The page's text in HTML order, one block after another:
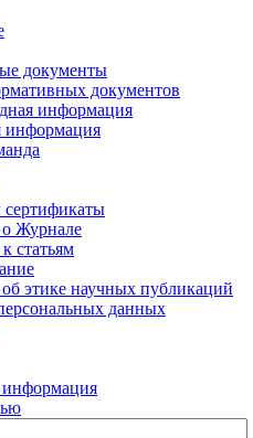
документы
документов
информация
информация
Журнале
статьям
этике научных публикаций
данных
информация